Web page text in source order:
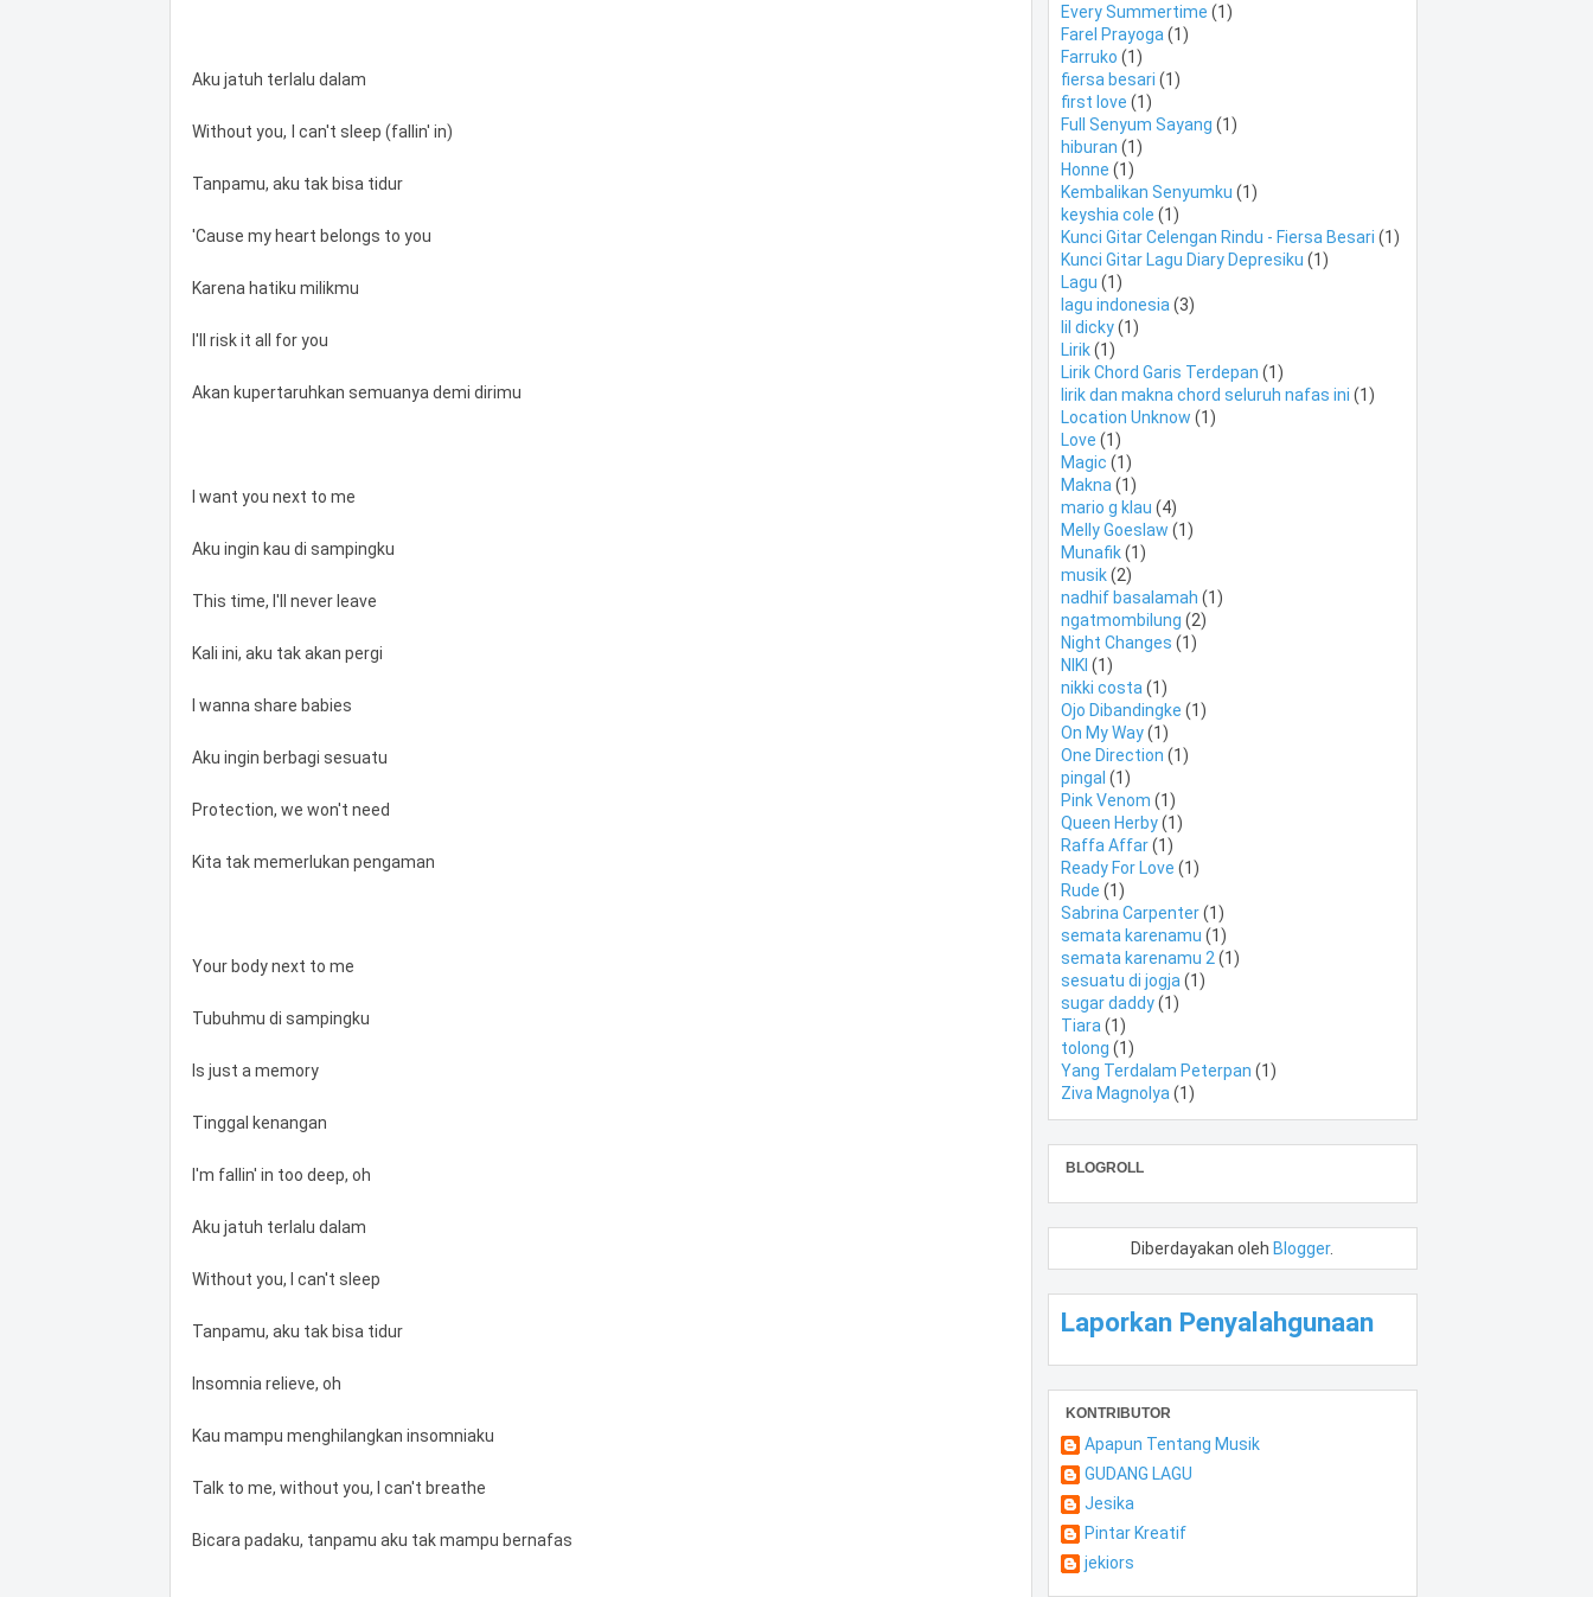
Aku jatuh terlalu dalam
Without you, I can't sleep (fallin' in)
Tanpamu, aku tak bisa tidur
'Cause my heart belongs to you
Karena hatiku milikmu
I'll risk it all for you
Akan kupertaruhkan semuanya demi dirimu
I want you next to me
Aku ingin kau di sampingku
This time, I'll never leave
Kali ini, aku tak akan pergi
I wanna share babies
Aku ingin berbagi sesuatu
Protection, we won't need
Kita tak memerlukan pengaman
Your body next to me
Tubuhmu di sampingku
Is just a memory
Tinggal kenangan
I'm fallin' in too deep, oh
Aku jatuh terlalu dalam
Without you, I can't sleep
Tanpamu, aku tak bisa tidur
Insomnia relieve, oh
Kau mampu menghilangkan insomniaku
Talk to me, without you, I can't breathe
Bicara padaku, tanpamu aku tak mampu bernafas
Every Summertime (1)
Farel Prayoga (1)
Farruko (1)
fiersa besari (1)
first love (1)
Full Senyum Sayang (1)
hiburan (1)
Honne (1)
Kembalikan Senyumku (1)
keyshia cole (1)
Kunci Gitar Celengan Rindu - Fiersa Besari (1)
Kunci Gitar Lagu Diary Depresiku (1)
Lagu (1)
lagu indonesia (3)
lil dicky (1)
Lirik (1)
Lirik Chord Garis Terdepan (1)
lirik dan makna chord seluruh nafas ini (1)
Location Unknow (1)
Love (1)
Magic (1)
Makna (1)
mario g klau (4)
Melly Goeslaw (1)
Munafik (1)
musik (2)
nadhif basalamah (1)
ngatmombilung (2)
Night Changes (1)
NIKI (1)
nikki costa (1)
Ojo Dibandingke (1)
On My Way (1)
One Direction (1)
pingal (1)
Pink Venom (1)
Queen Herby (1)
Raffa Affar (1)
Ready For Love (1)
Rude (1)
Sabrina Carpenter (1)
semata karenamu (1)
semata karenamu 2 (1)
sesuatu di jogja (1)
sugar daddy (1)
Tiara (1)
tolong (1)
Yang Terdalam Peterpan (1)
Ziva Magnolya (1)
BLOGROLL
Diberdayakan oleh Blogger.
Laporkan Penyalahgunaan
KONTRIBUTOR
Apapun Tentang Musik
GUDANG LAGU
Jesika
Pintar Kreatif
jekiors